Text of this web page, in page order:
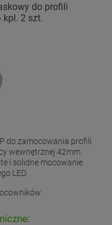
do profili
kpl. 2 szt.
do zamocowania profili
wewnętrznej 42mm.
i solidne mocowanie
LED.